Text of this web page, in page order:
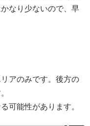
なり少ないので、早
アのみです。後方の
可能性があります。